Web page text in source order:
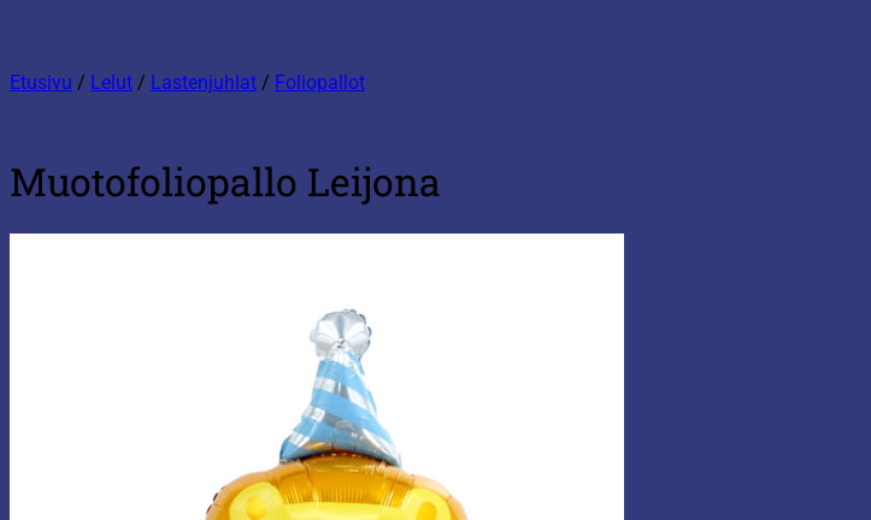
Etusivu / Lelut / Lastenjuhlat / Foliopallot
Muotofoliopallo Leijona